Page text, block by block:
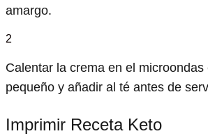
amargo.
2
Calentar la crema en el microondas
pequeño y añadir al té antes de
Imprimir Receta Keto